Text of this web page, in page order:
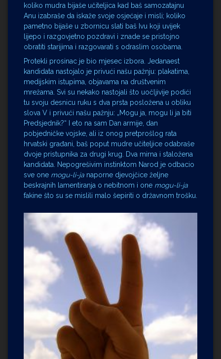
koliko mudra bijaše učiteljica kad baš samozatajnu
Anu izabraše da iskaže svoje osjećaje i misli; koliko
pametno bijaše u zbornicu slati baš Ivu koji uvijek
lijepo i razgovjetno pozdravi i znade se pristojno
obratiti starijima i razgovarati s odraslim osobama.
Protekli prosinac je bio mjesec izbora. Jedanaest
kandidata nastojalo je privući našu pažnju: plakatima,
medijskim istupima, objavama na društvenim
mrežama. Svi su nekako nastojali što uočljivije podići
tu svoju desnicu ruku s dva prsta posložena u obliku
slova V i privući našu pažnju: „Mogu ja, mogu li ja biti
Predsjednik?“ I eto na sam Dan armije, dan
pobjedničke vojske, ali iz onog pretprošlog rata
hrvatski građani, baš poput mudre učiteljice odabraše
dvoje pristupnika za drugi krug. Dva mirna i staložena
kandidata. Nepogrešivim instinktom Narod je odbacio
sve one mogu-li-ja naporne djevojčice željne
beskrajnih lamentiranja o nebitnom i one mogu-li-ja
fakine što su se mislili malo šepiriti o državnom trošku.